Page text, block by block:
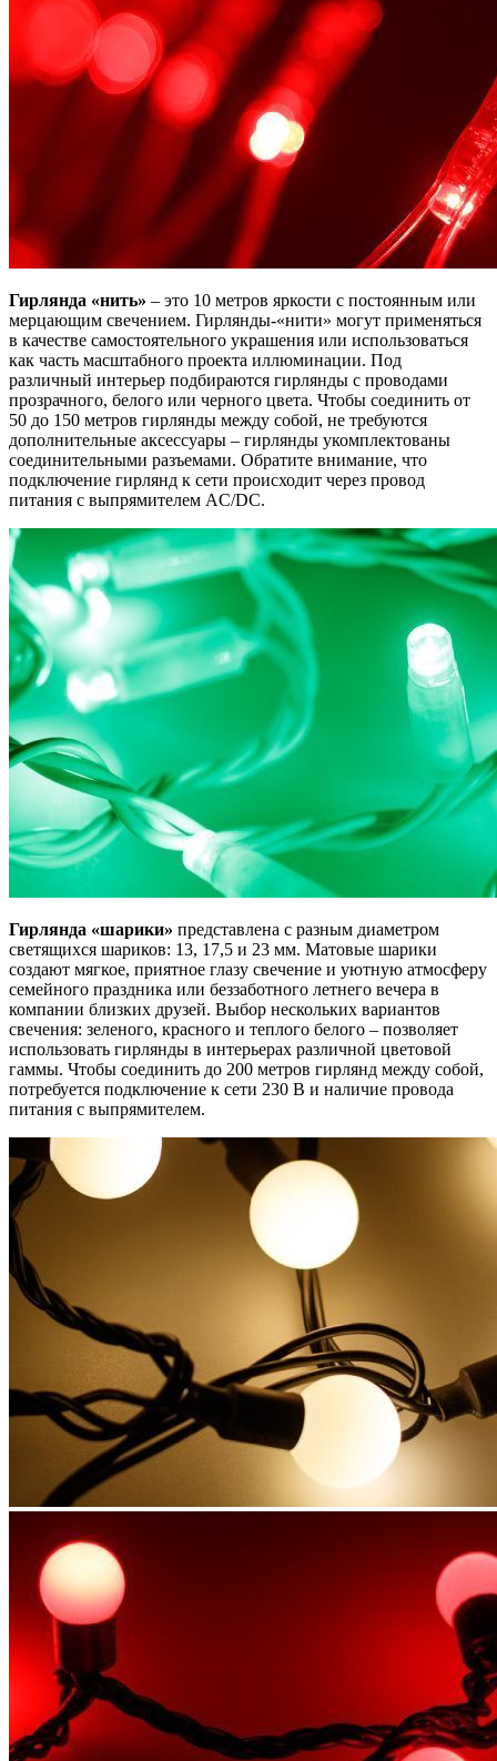
Гирлянда «нить» – это 10 метров яркости с постоянным или
мерцающим свечением. Гирлянды-«нити» могут применяться
в качестве самостоятельного украшения или использоваться
как часть масштабного проекта иллюминации. Под
различный интерьер подбираются гирлянды с проводами
прозрачного, белого или черного цвета. Чтобы соединить от
50 до 150 метров гирлянды между собой, не требуются
дополнительные аксессуары – гирлянды укомплектованы
соединительными разъемами. Обратите внимание, что
подключение гирлянд к сети происходит через провод
питания с выпрямителем AC/DC.
Гирлянда «шарики» представлена с разным диаметром
светящихся шариков: 13, 17,5 и 23 мм. Матовые шарики
создают мягкое, приятное глазу свечение и уютную атмосферу
семейного праздника или беззаботного летнего вечера в
компании близких друзей. Выбор нескольких вариантов
свечения: зеленого, красного и теплого белого – позволяет
использовать гирлянды в интерьерах различной цветовой
гаммы. Чтобы соединить до 200 метров гирлянд между собой,
потребуется подключение к сети 230 В и наличие провода
питания с выпрямителем.